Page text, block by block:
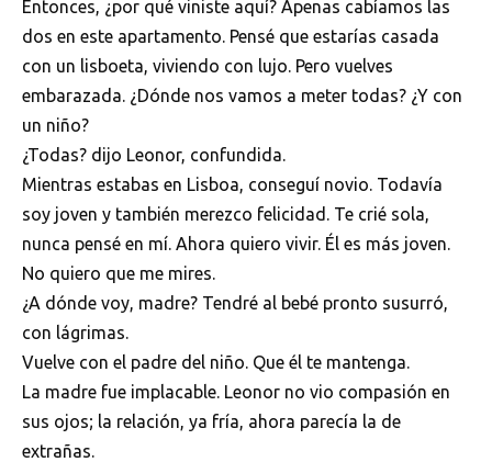
Entonces, ¿por qué viniste aquí? Apenas cabíamos las
dos en este apartamento. Pensé que estarías casada
con un lisboeta, viviendo con lujo. Pero vuelves
embarazada. ¿Dónde nos vamos a meter todas? ¿Y con
un niño?
¿Todas? dijo Leonor, confundida.
Mientras estabas en Lisboa, conseguí novio. Todavía
soy joven y también merezco felicidad. Te crié sola,
nunca pensé en mí. Ahora quiero vivir. Él es más joven.
No quiero que me mires.
¿A dónde voy, madre? Tendré al bebé pronto susurró,
con lágrimas.
Vuelve con el padre del niño. Que él te mantenga.
La madre fue implacable. Leonor no vio compasión en
sus ojos; la relación, ya fría, ahora parecía la de
extrañas.